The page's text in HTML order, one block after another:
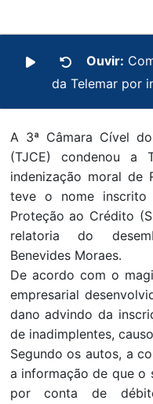
Ouvir:
da Telemar por
A 3ª Câmara Cível
(TJCE) condenou a
indenização moral de
teve o nome inscrito
Proteção ao Crédito
relatoria do
Benevides Moraes.
De acordo com o
empresarial
dano advindo da
de inadimplentes,
Segundo os autos, a
a informação de que o
por conta de